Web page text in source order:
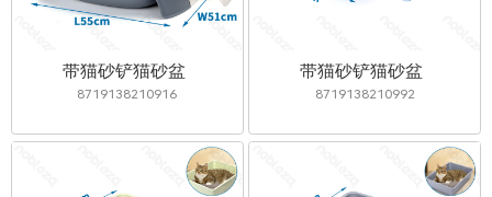
带猫砂铲猫砂盆
8719138210916
带猫砂铲猫砂盆
8719138210992